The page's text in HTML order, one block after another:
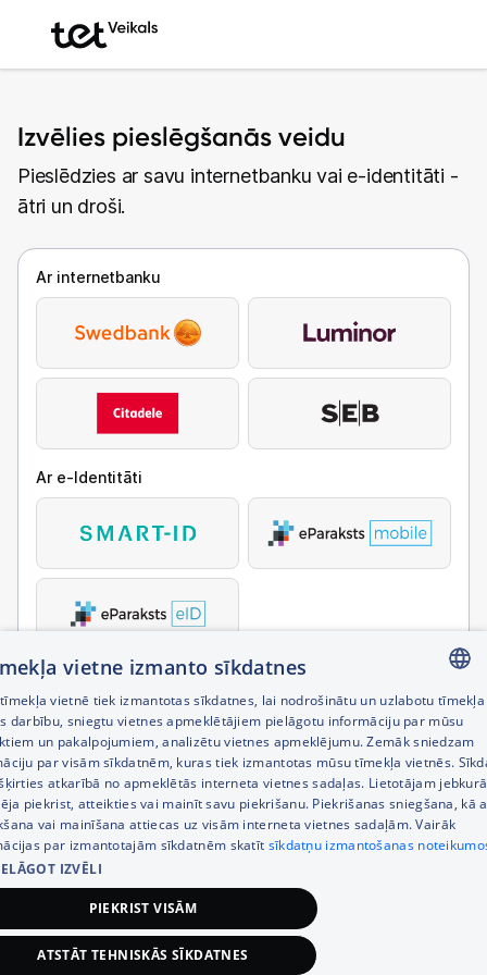
Izvēlies pieslēgšanās veidu
Pieslēdzies ar savu internetbanku vai e-identitāti -
ātri un droši.
Ar internetbanku
Ar e-Identitāti
LATVIAN
RUSSIAN
ENGLISH
vietne izmanto sīkdatnes
vietnē tiek izmantotas sīkdatnes, lai nodrošinātu un uzlabotu tīmekļa
darbību, sniegtu vietnes apmeklētājiem pielāgotu informāciju par mūsu
un pakalpojumiem, analizētu vietnes apmeklējumu. Zemāk sniedzam
par visām sīkdatnēm, kuras tiek izmantotas mūsu tīmekļa vietnēs.
atkarībā no apmeklētās interneta vietnes sadaļas. Lietotājam
piekrist, atteikties vai mainīt savu piekrišanu. Piekrišanas sniegšana, kā
vai mainīšana attiecas uz visām interneta vietnes sadaļām. Vairāk
par izmantotajām sīkdatnēm skatīt sīkdatņu izmantošanas
IZVĒLI
PIEKRIST VISĀM
ATSTĀT TEHNISKĀS SĪKDATNES